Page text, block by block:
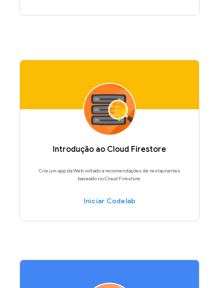
Introdução ao Cloud Firestore
Crie um app da Web voltado a recomendações de restaurantes
baseado no Cloud Firestore.
Iniciar Codelab